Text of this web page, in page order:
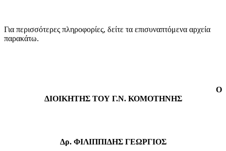
Για περισσότερες πληροφορίες, δείτε τα επισυναπτόμενα αρχεία
παρακάτω.
Ο
ΔΙΟΙΚΗΤΗΣ ΤΟΥ Γ.Ν. ΚΟΜΟΤΗΝΗΣ
Δρ. ΦΙΛΙΠΠΙΔΗΣ ΓΕΩΡΓΙΟΣ